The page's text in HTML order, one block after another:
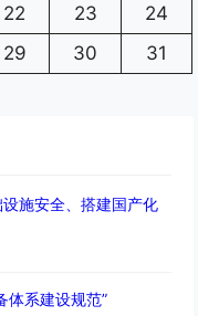
22 23
24
29 30
31
施安全、搭建国产化
体系建设规范”